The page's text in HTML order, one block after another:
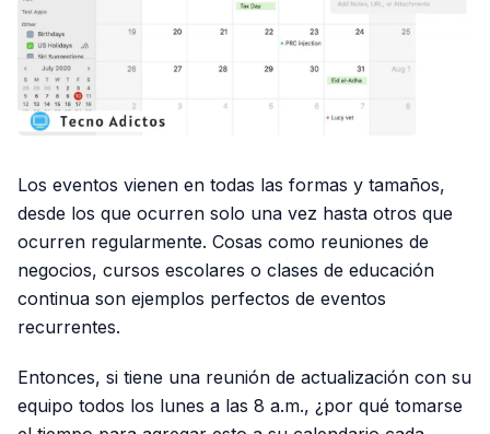
Los eventos vienen en todas las formas y tamaños,
desde los que ocurren solo una vez hasta otros que
ocurren regularmente. Cosas como reuniones de
negocios, cursos escolares o clases de educación
continua son ejemplos perfectos de eventos
recurrentes.
Entonces, si tiene una reunión de actualización con su
equipo todos los lunes a las 8 a.m., ¿por qué tomarse